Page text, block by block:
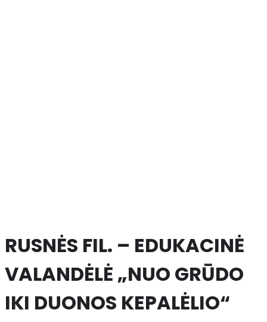
RUSNĖS FIL. – EDUKACINĖ
VALANDĖLĖ „NUO GRŪDO
IKI DUONOS KEPALĖLIO“